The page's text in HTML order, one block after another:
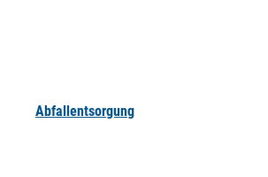
Abfallentsorgung